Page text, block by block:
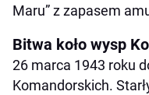
Maru” z zapasem
Bitwa koło wysp
26 marca 1943 roku
Komandorskich.